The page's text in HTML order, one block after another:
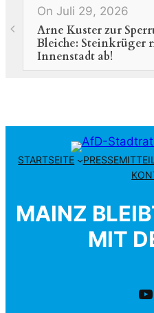
On Juli 29, 2026
Arne Kuster zur
Bleiche: Steinkrüger
Innenstadt ab!
STARTSEITE
MAINZ
MIT
Kanal der